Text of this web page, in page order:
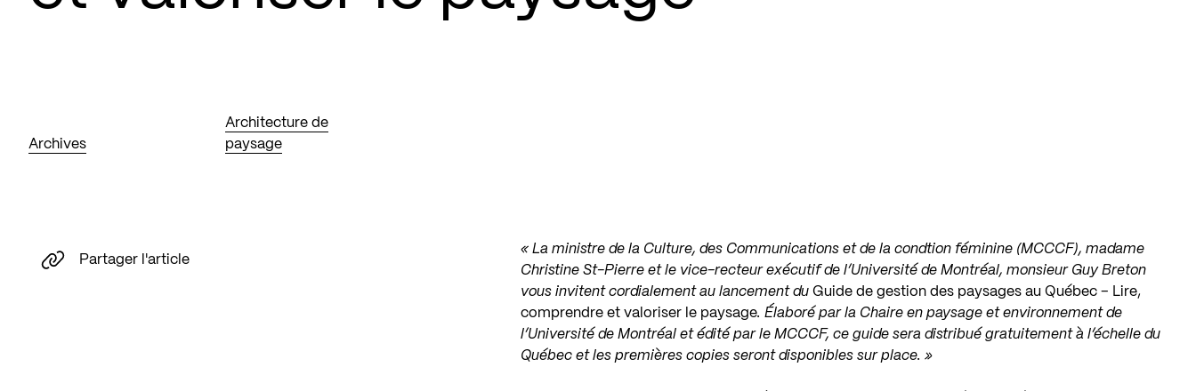
Archives
Architecture de
paysage
« La ministre de la Culture, des Communications et de la condtion féminine (MCCCF), madame
Christine St-Pierre et le vice-recteur exécutif de l’Université de Montréal, monsieur Guy Breton
vous invitent cordialement au lancement du Guide de gestion des paysages au Québec – Lire,
comprendre et valoriser le paysage. Élaboré par la Chaire en paysage et environnement de
l’Université de Montréal et édité par le MCCCF, ce guide sera distribué gratuitement à l’échelle du
Québec et les premières copies seront disponibles sur place. »
Partager l'article